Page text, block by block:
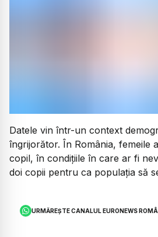
Datele vin într-un context
îngrijorător. În România, femeile
copil, în condițiile în care ar fi
doi copii pentru ca populația să
URMĂREȘTE CANALUL EURONEWS